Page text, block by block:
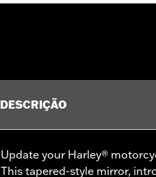
DESCRIÇÃO
Update your Harley®
This tapered-style mirror,